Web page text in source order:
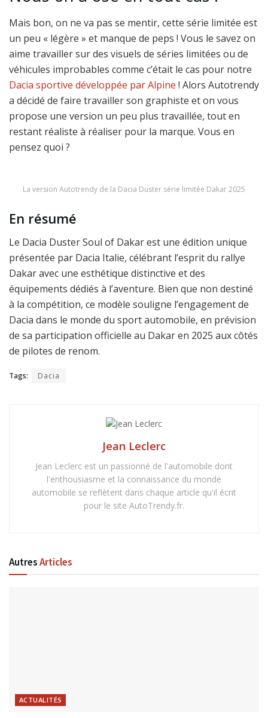
Mais bon, on ne va pas se mentir, cette série limitée est
un peu « légère » et manque de peps ! Vous le savez on
aime travailler sur des visuels de séries limitées ou de
véhicules improbables comme c’était le cas pour notre
Dacia sportive développée par Alpine ! Alors Autotrendy
a décidé de faire travailler son graphiste et on vous
propose une version un peu plus travaillée, tout en
restant réaliste à réaliser pour la marque. Vous en
pensez quoi ?
La version Autotrendy de la Dacia Duster série limitée Dakar 2025
En résumé
Le Dacia Duster Soul of Dakar est une édition unique
présentée par Dacia Italie, célébrant l’esprit du rallye
Dakar avec une esthétique distinctive et des
équipements dédiés à l’aventure. Bien que non destiné
à la compétition, ce modèle souligne l’engagement de
Dacia dans le monde du sport automobile, en prévision
de sa participation officielle au Dakar en 2025 aux côtés
de pilotes de renom.
Tags: Dacia
Jean Leclerc
Jean Leclerc est un passionné de l'automobile dont
l'enthousiasme et la connaissance du monde
automobile se reflètent dans chaque article qu'il écrit
pour le site AutoTrendy.fr.
AutresArticles
ACTUALITÉS